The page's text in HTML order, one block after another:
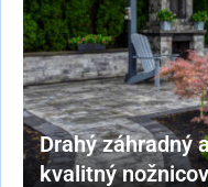
Drahý záhradný
kvalitný